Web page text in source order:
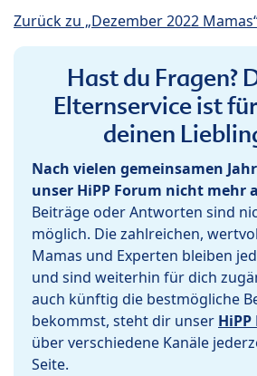
Zurück zu „Dezember 2022
Hast du Fragen?
Elternservice ist
deinen
Nach vielen gemeinsamen
unser HiPP Forum nicht mehr
Beiträge oder Antworten sind
möglich. Die zahlreichen,
Mamas und Experten bleiben
und sind weiterhin für dich
auch künftig die bestmögliche
bekommst, steht dir unser
über verschiedene Kanäle
Seite.